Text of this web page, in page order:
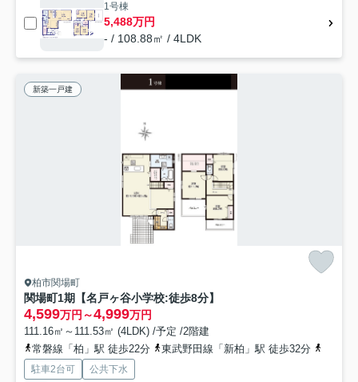
1号棟
5,488万円
- / 108.88㎡ / 4LDK
新築一戸建
柏市関場町
関場町1期【名戸ヶ谷小学校:徒歩8分】
4,599万円～4,999万円
111.16㎡～111.53㎡ (4LDK) /予定 /2階建
常磐線「柏」駅 徒歩22分
東武野田線「新柏」駅 徒歩32分
駐車2台可
公共下水